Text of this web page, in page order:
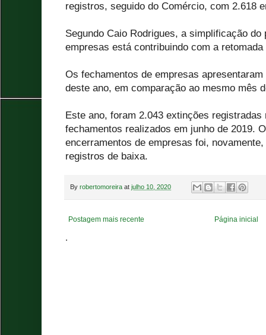
registros, seguido do Comércio, com 2.618
Segundo Caio Rodrigues, a simplificação
empresas está contribuindo com a
Os fechamentos de empresas
deste ano, em comparação ao mesmo mês
Este ano, foram 2.043 extinções
fechamentos realizados em junho de 2019.
encerramentos de empresas foi,
registros de baixa.
By robertomoreira at julho 10, 2020
Postagem mais recente Página inicial
.